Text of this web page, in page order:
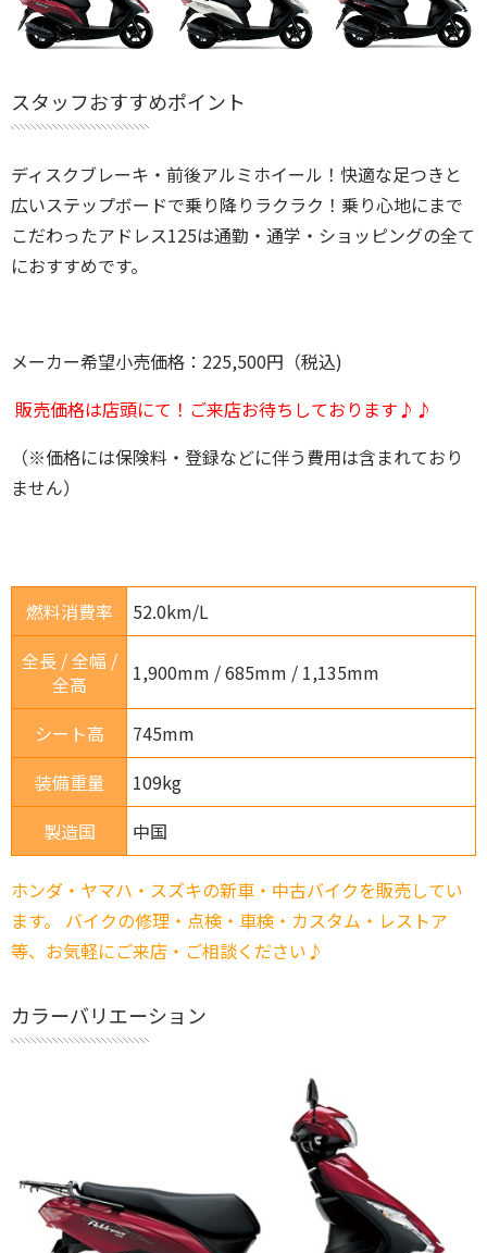
スタッフおすすめポイント
ディスクブレーキ・前後アルミホイール！快適な足つきと
広いステップボードで乗り降りラクラク！乗り心地にまで
こだわったアドレス125は通勤・通学・ショッピングの全て
におすすめです。
メーカー希望小売価格：225,500円（税込)
販売価格は店頭にて！ご来店お待ちしております♪♪
（※価格には保険料・登録などに伴う費用は含まれており
ません）
燃料消費率
52.0km/L
全長 / 全幅 /
全高
1,900mm / 685mm / 1,135mm
シート高
745mm
装備重量
109kg
製造国
中国
ホンダ・ヤマハ・スズキの新車・中古バイクを販売してい
ます。 バイクの修理・点検・車検・カスタム・レストア
等、お気軽にご来店・ご相談ください♪
カラーバリエーション